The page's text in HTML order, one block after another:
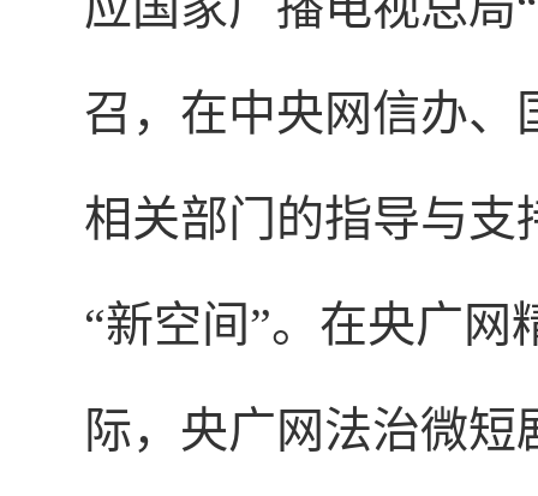
召，在中央网信办、
相关部门的指导与支
“新空间”。在央广
际，央广网法治微